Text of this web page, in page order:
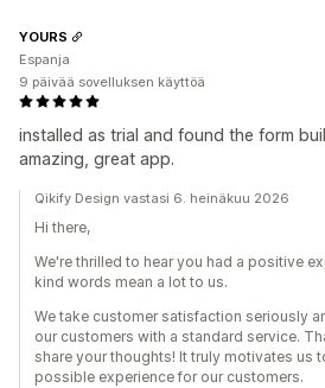
installed as trial and found the form
amazing, great app.
YOURS
Espanja
9 päivää sovelluksen käyttöä
Qikify Design vastasi 6. heinäkuu 2026
Hi there,
We're thrilled to hear you had a positive
kind words mean a lot to us.
We take customer satisfaction seriously
our customers with a standard service.
share your thoughts! It truly motivates us
possible experience for our customers.